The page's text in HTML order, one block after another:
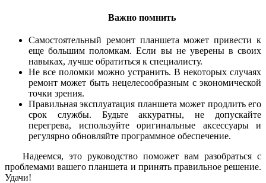
Важно помнить
Самостоятельный ремонт планшета может привести к
еще большим поломкам. Если вы не уверены в своих
навыках, лучше обратиться к специалисту.
Не все поломки можно устранить. В некоторых случаях
ремонт может быть нецелесообразным с экономической
точки зрения.
Правильная эксплуатация планшета может продлить его
срок службы. Будьте аккуратны, не допускайте
перегрева, используйте оригинальные аксессуары и
регулярно обновляйте программное обеспечение.
Надеемся, это руководство поможет вам разобраться с
проблемами вашего планшета и принять правильное решение.
Удачи!